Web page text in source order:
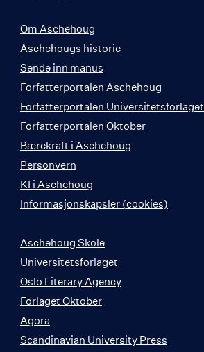
Om Aschehoug
Aschehougs historie
Sende inn manus
Forfatterportalen Aschehoug
Forfatterportalen Universitetsforlaget
Forfatterportalen Oktober
Bærekraft i Aschehoug
Personvern
KI i Aschehoug
Informasjonskapsler (cookies)
Aschehoug Skole
Universitetsforlaget
Oslo Literary Agency
Forlaget Oktober
Agora
Scandinavian University Press